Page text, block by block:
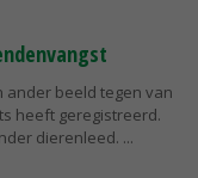
ander beeld tegen van
heeft geregistreerd.
dierenleed.